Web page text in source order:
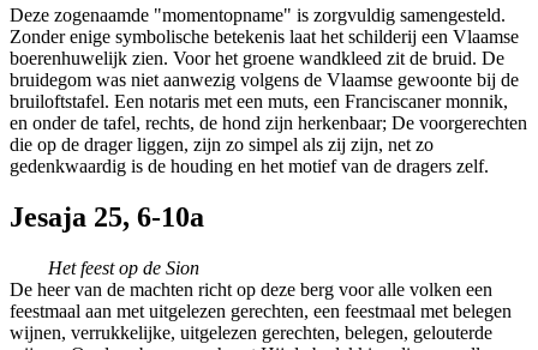
Deze zogenaamde "momentopname" is zorgvuldig samengesteld.
Zonder enige symbolische betekenis laat het schilderij een Vlaamse
boerenhuwelijk zien. Voor het groene wandkleed zit de bruid. De
bruidegom was niet aanwezig volgens de Vlaamse gewoonte bij de
bruiloftstafel. Een notaris met een muts, een Franciscaner monnik,
en onder de tafel, rechts, de hond zijn herkenbaar; De voorgerechten
die op de drager liggen, zijn zo simpel als zij zijn, net zo
gedenkwaardig is de houding en het motief van de dragers zelf.
Jesaja 25, 6-10a
Het feest op de Sion
De heer van de machten richt op deze berg voor alle volken een
feestmaal aan met uitgelezen gerechten, een feestmaal met belegen
wijnen, verrukkelijke, uitgelezen gerechten, belegen, gelouterde